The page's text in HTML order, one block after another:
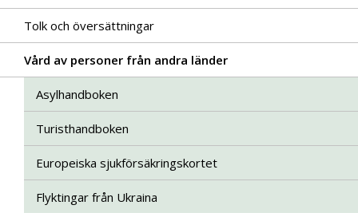
Tolk och översättningar
Vård av personer från andra länder
Asylhandboken
Turisthandboken
Europeiska sjukförsäkringskortet
Flyktingar från Ukraina